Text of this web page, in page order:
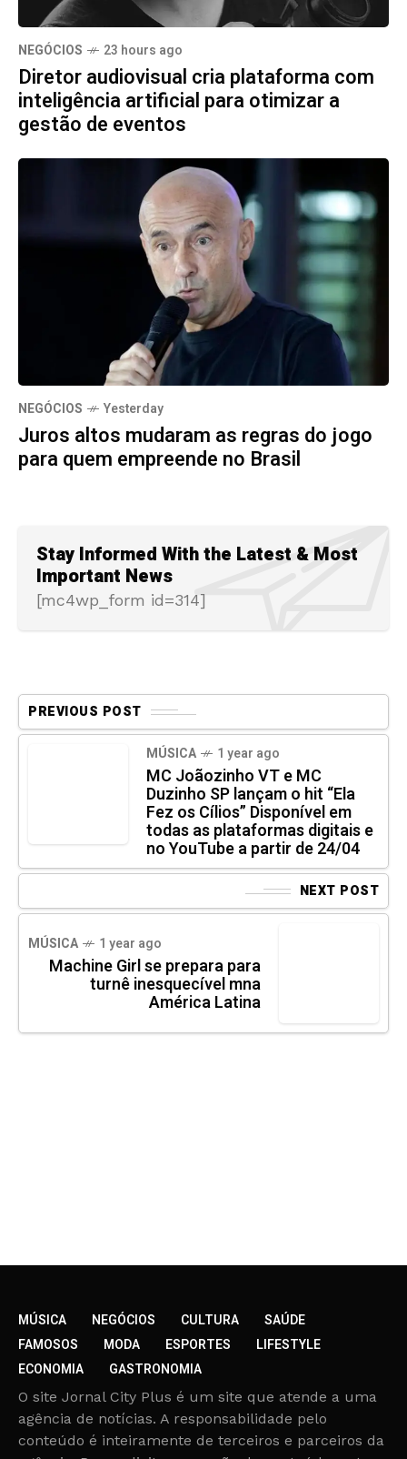
NEGÓCIOS 23 hours ago
Diretor audiovisual cria plataforma com
inteligência artificial para otimizar a
gestão de eventos
NEGÓCIOS Yesterday
Juros altos mudaram as regras do jogo
para quem empreende no Brasil
Stay Informed With the Latest & Most
Important News
[mc4wp_form id=314]
PREVIOUS POST
MÚSICA 1 year ago
MC Joãozinho VT e MC
Duzinho SP lançam o hit “Ela
Fez os Cílios” Disponível em
todas as plataformas digitais e
no YouTube a partir de 24/04
NEXT POST
MÚSICA 1 year ago
Machine Girl se prepara para
turnê inesquecível mna
América Latina
MÚSICA NEGÓCIOS CULTURA
SAÚDE
FAMOSOS
MODA ESPORTES
LIFESTYLE
ECONOMIA
GASTRONOMIA
O site Jornal City Plus é um site que atende a uma
agência de notícias. A responsabilidade pelo
conteúdo é inteiramente de terceiros e parceiros da